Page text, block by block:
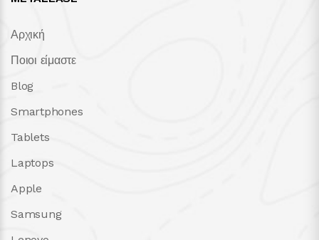
Αρχική
Ποιοι είμαστε
Blog
Smartphones
Tablets
Laptops
Apple
Samsung